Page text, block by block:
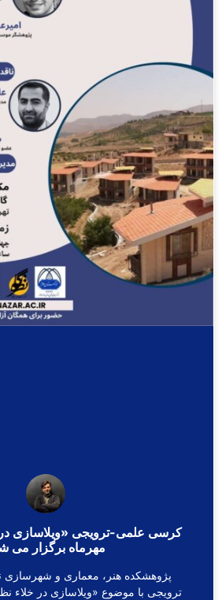
مهرماه برگزار می
پژوهشکده هنر، معماری و
ترویجی با موضوع «ویلاسازی در خلاء